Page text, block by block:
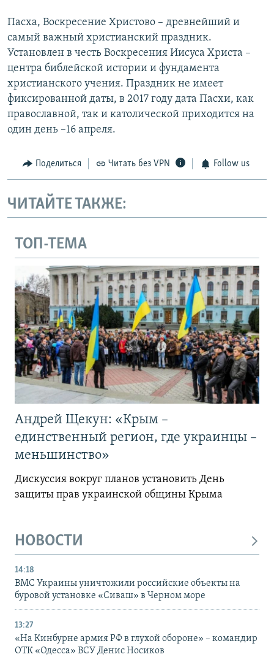
Пасха, Воскресение Христово – древнейший и
самый важный христианский праздник.
Установлен в честь Воскресения Иисуса Христа –
центра библейской истории и фундамента
христианского учения. Праздник не имеет
фиксированной даты, в 2017 году дата Пасхи, как
православной, так и католической приходится на
один день –16 апреля.
Поделиться Читать без VPN Follow us
ЧИТАЙТЕ ТАКЖЕ:
ТОП-ТЕМА
Андрей Щекун: «Крым –
единственный регион, где украинцы –
меньшинство»
Дискуссия вокруг планов установить День
защиты прав украинской общины Крыма
НОВОСТИ
14:18
ВМС Украины уничтожили российские объекты на
буровой установке «Сиваш» в Черном море
13:27
«На Кинбурне армия РФ в глухой обороне» – командир
ОТК «Одесса» ВСУ Денис Носиков